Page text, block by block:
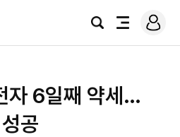
검
전
로
그
자 6일째 약세…
공